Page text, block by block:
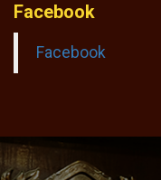
Facebook
Facebook